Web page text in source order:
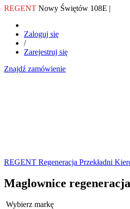
REGENT Nowy Świętów 108E |
Zaloguj się
/
Zarejestruj się
Znajdź zamówienie
REGENT Regeneracja Przekładni
Maglownice regeneracja
Wybierz markę